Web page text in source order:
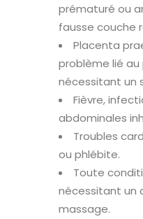
prématuré ou
fausse couche
Placenta
problème lié
nécessitant un
Fièvre,
abdominales
Troubles
ou phlébite.
Toute
nécessitant un
massage.